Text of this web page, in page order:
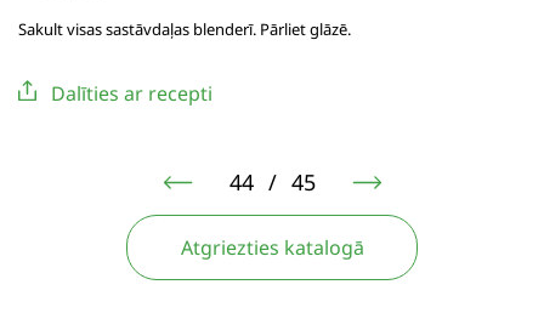
Sakult visas sastāvdaļas blenderī. Pārliet glāzē.
Dalīties ar recepti
44 / 45
Atgriezties katalogā